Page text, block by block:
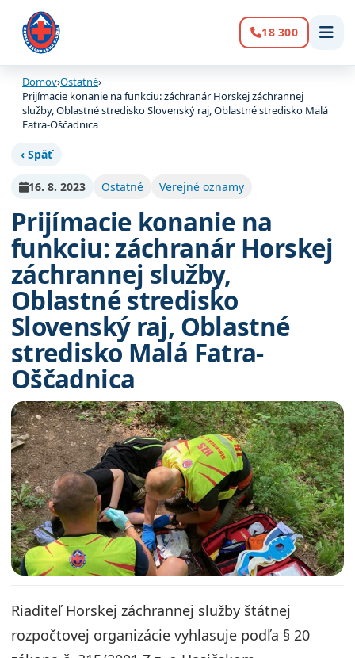
Volanie:
18 300
Domov›Ostatné›
Prijímacie konanie na funkciu: záchranár Horskej záchrannej
služby, Oblastné stredisko Slovenský raj, Oblastné stredisko Malá
Fatra-Oščadnica
‹ Späť
16. 8. 2023 Ostatné Verejné oznamy
Prijímacie konanie na
funkciu: záchranár Horskej
záchrannej služby,
Oblastné stredisko
Slovenský raj, Oblastné
stredisko Malá Fatra-
Oščadnica
Riaditeľ Horskej záchrannej služby štátnej
rozpočtovej organizácie vyhlasuje podľa § 20